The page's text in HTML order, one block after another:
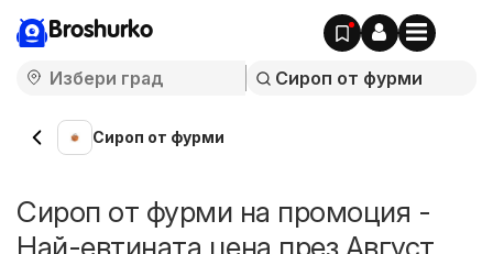
Broshurko
Сироп от фурми
Сироп от фурми на промоция -
Най-евтината цена през Август